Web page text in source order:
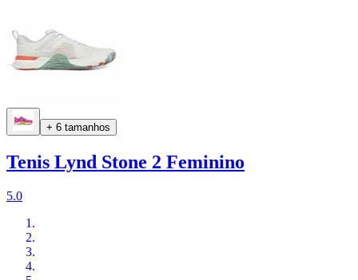
+ 6 tamanhos
Tenis Lynd Stone 2 Feminino
5.0